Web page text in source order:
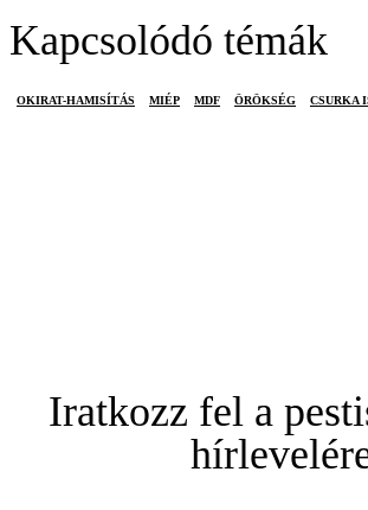
Kapcsolódó témák
OKIRAT-HAMISÍTÁS MIÉP MDF ÖRÖKSÉG CSURKA
Iratkozz fel a